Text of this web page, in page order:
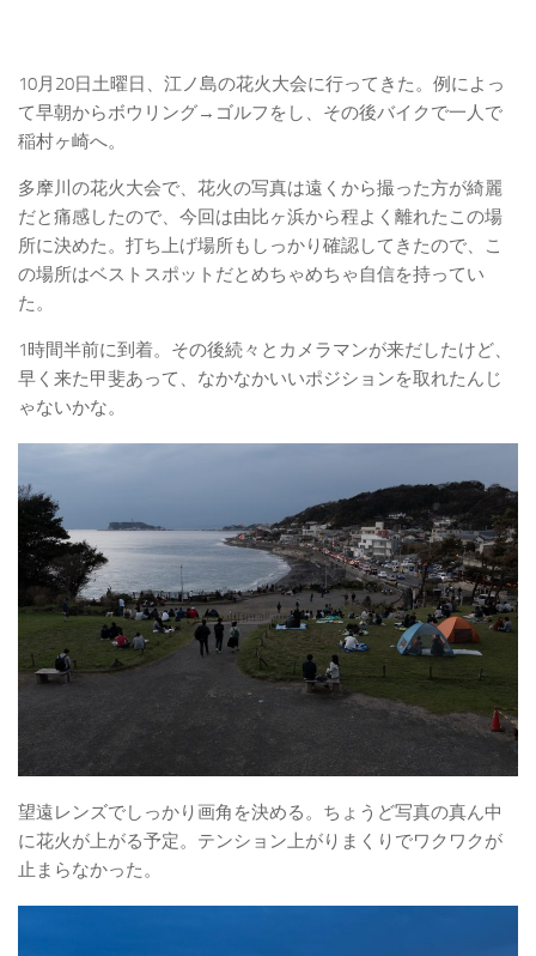
10月20日土曜日、江ノ島の花火大会に行ってきた。例によっ
て早朝からボウリング→ゴルフをし、その後バイクで一人で
稲村ヶ崎へ。
多摩川の花火大会で、花火の写真は遠くから撮った方が綺麗
だと痛感したので、今回は由比ヶ浜から程よく離れたこの場
所に決めた。打ち上げ場所もしっかり確認してきたので、こ
の場所はベストスポットだとめちゃめちゃ自信を持ってい
た。
1時間半前に到着。その後続々とカメラマンが来だしたけど、
早く来た甲斐あって、なかなかいいポジションを取れたんじ
ゃないかな。
望遠レンズでしっかり画角を決める。ちょうど写真の真ん中
に花火が上がる予定。テンション上がりまくりでワクワクが
止まらなかった。